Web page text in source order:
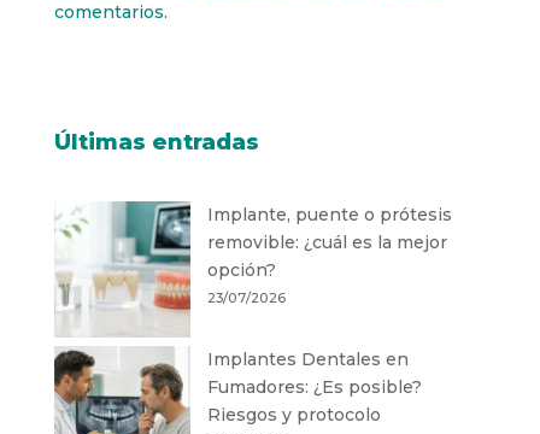
comentarios.
Últimas entradas
Implante, puente o prótesis
removible: ¿cuál es la mejor
opción?
23/07/2026
Implantes Dentales en
Fumadores: ¿Es posible?
Riesgos y protocolo